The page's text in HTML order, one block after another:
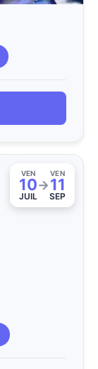
VEN
10
JUIL
→
VEN
11
SEP